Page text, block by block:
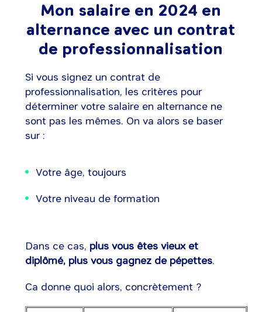
Mon salaire en 2024 en
alternance avec un contrat
de professionnalisation
Si vous signez un contrat de
professionnalisation, les critères pour
déterminer votre salaire en alternance ne
sont pas les mêmes. On va alors se baser
sur :
Votre âge, toujours
Votre niveau de formation
Dans ce cas, plus vous êtes vieux et
diplômé, plus vous gagnez de pépettes.
Ca donne quoi alors, concrètement ?